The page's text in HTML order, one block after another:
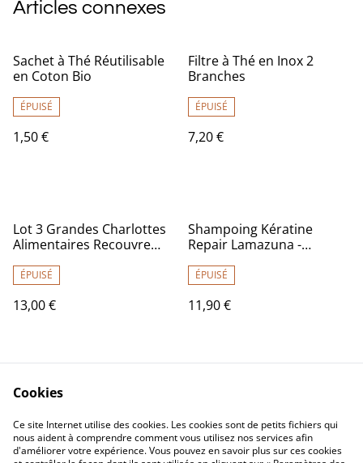
Articles connexes
Sachet à Thé Réutilisable
en Coton Bio
ÉPUISÉ
1,50 €
Filtre à Thé en Inox 2
Branches
ÉPUISÉ
7,20 €
Lot 3 Grandes Charlottes
Alimentaires Recouvre
ÉPUISÉ
13,00 €
Shampoing Kératine
Repair Lamazuna -
ternes
ÉPUISÉ
11,90 €
Contactez-nous
Mentions légales
Cookies
Ce site Internet utilise des cookies. Les cookies sont de petits fichiers qui
nous aident à comprendre comment vous utilisez nos services afin
d'améliorer votre expérience. Vous pouvez en savoir plus sur ces cookies